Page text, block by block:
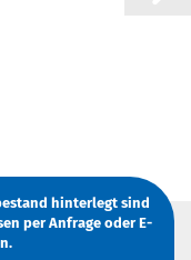
hinterlegt sind
per AnfrageoderE-